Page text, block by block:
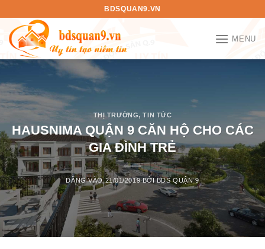
nội
dung
BDSQUAN9.VN
MENU
THỊ TRƯỜNG,TIN TỨC
HAUSNIMA QUẬN 9 CĂN HỘ CHO CÁC
GIA ĐÌNH TRẺ
ĐĂNG VÀO21/01/2019 BỞIBDS QUẬN 9